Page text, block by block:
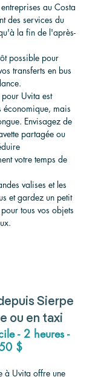
au Costa
des services du
la fin de l'après-
possible pour
transferts en bus
pour Uvita est
mais
Envisagez de
partagée ou
votre temps de
valises et les
et gardez un petit
tous vos objets
Sierpe
ou en taxi
- 2 heures -
$
à Uvita offre une